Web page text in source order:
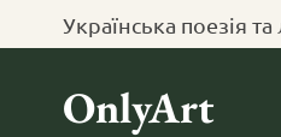
Українська поезія та
OnlyArt